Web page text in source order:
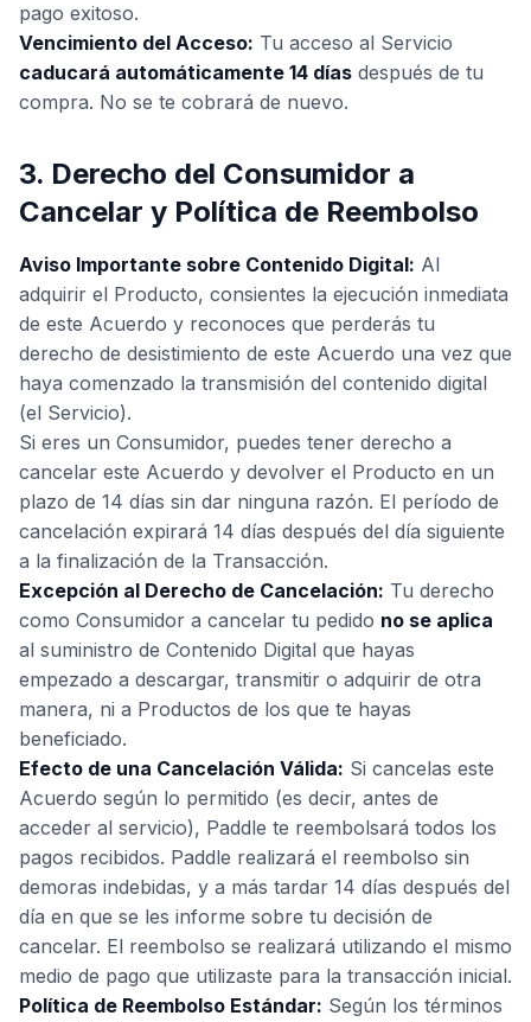
pago exitoso.
Vencimiento del Acceso: Tu acceso al Servicio
caducará automáticamente 14 días después de tu
compra. No se te cobrará de nuevo.
3. Derecho del Consumidor a
Cancelar y Política de Reembolso
Aviso Importante sobre Contenido Digital: Al
adquirir el Producto, consientes la ejecución inmediata
de este Acuerdo y reconoces que perderás tu
derecho de desistimiento de este Acuerdo una vez que
haya comenzado la transmisión del contenido digital
(el Servicio).
Si eres un Consumidor, puedes tener derecho a
cancelar este Acuerdo y devolver el Producto en un
plazo de 14 días sin dar ninguna razón. El período de
cancelación expirará 14 días después del día siguiente
a la finalización de la Transacción.
Excepción al Derecho de Cancelación: Tu derecho
como Consumidor a cancelar tu pedido no se aplica
al suministro de Contenido Digital que hayas
empezado a descargar, transmitir o adquirir de otra
manera, ni a Productos de los que te hayas
beneficiado.
Efecto de una Cancelación Válida: Si cancelas este
Acuerdo según lo permitido (es decir, antes de
acceder al servicio), Paddle te reembolsará todos los
pagos recibidos. Paddle realizará el reembolso sin
demoras indebidas, y a más tardar 14 días después del
día en que se les informe sobre tu decisión de
cancelar. El reembolso se realizará utilizando el mismo
medio de pago que utilizaste para la transacción inicial.
Política de Reembolso Estándar: Según los términos